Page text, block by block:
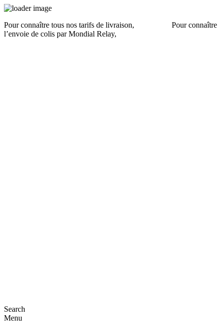
Pour connaître tous nos tarifs de livraison,
Pour connaître
l’envoie de colis par Mondial Relay,
Search
Menu